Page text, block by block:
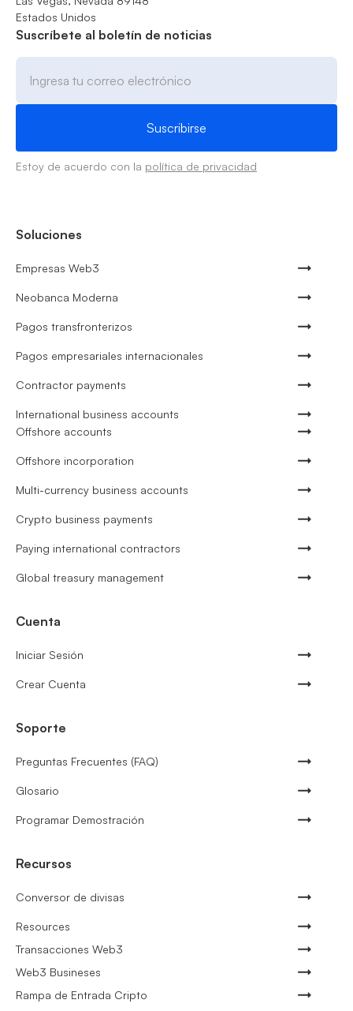
Estados Unidos
Suscríbete al boletín de noticias
Estoy de acuerdo con la política de privacidad
Soluciones
Empresas Web3
Neobanca Moderna
Pagos transfronterizos
Pagos empresariales internacionales
Contractor payments
International business accounts
Offshore accounts
Offshore incorporation
Multi-currency business accounts
Crypto business payments
Paying international contractors
Global treasury management
Cuenta
Iniciar Sesión
Crear Cuenta
Soporte
Preguntas Frecuentes (FAQ)
Glosario
Programar Demostración
Recursos
Conversor de divisas
Resources
Transacciones Web3
Web3 Busineses
Rampa de Entrada Cripto